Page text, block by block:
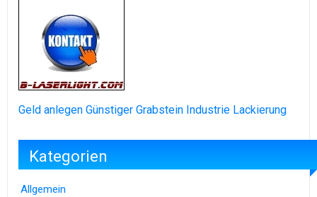
Geld anlegen Günstiger Grabstein Industrie Lackierung
Kategorien
Allgemein